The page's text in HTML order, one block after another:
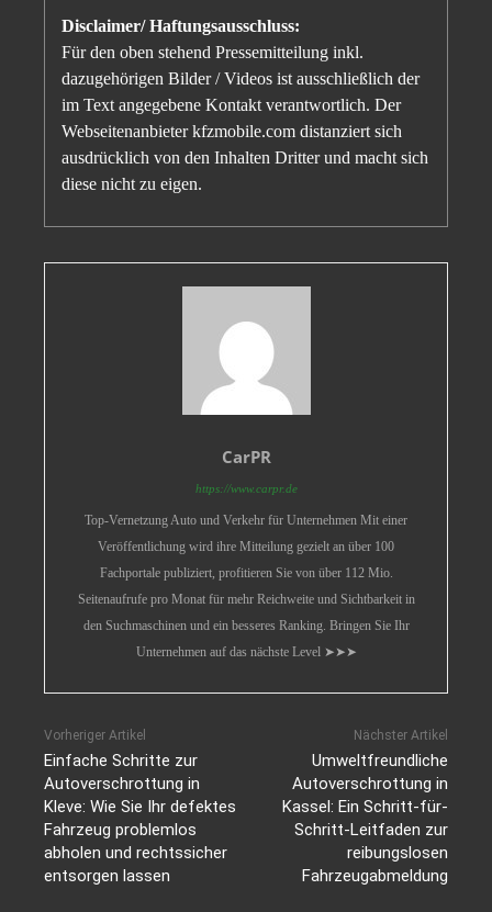
Disclaimer/ Haftungsausschluss:
Für den oben stehend Pressemitteilung inkl.
dazugehörigen Bilder / Videos ist ausschließlich der
im Text angegebene Kontakt verantwortlich. Der
Webseitenanbieter kfzmobile.com distanziert sich
ausdrücklich von den Inhalten Dritter und macht sich
diese nicht zu eigen.
CarPR
https://www.carpr.de
Top-Vernetzung Auto und Verkehr für Unternehmen Mit einer
Veröffentlichung wird ihre Mitteilung gezielt an über 100
Fachportale publiziert, profitieren Sie von über 112 Mio.
Seitenaufrufe pro Monat für mehr Reichweite und Sichtbarkeit in
den Suchmaschinen und ein besseres Ranking. Bringen Sie Ihr
Unternehmen auf das nächste Level ➤➤➤
Vorheriger Artikel
Einfache Schritte zur
Autoverschrottung in
Kleve: Wie Sie Ihr defektes
Fahrzeug problemlos
abholen und rechtssicher
entsorgen lassen
Nächster Artikel
Umweltfreundliche
Autoverschrottung in
Kassel: Ein Schritt-für-
Schritt-Leitfaden zur
reibungslosen
Fahrzeugabmeldung